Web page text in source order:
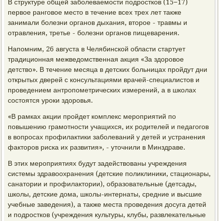
В структуре общей заболеваемости подростков (15−17)
первое ранговое место в течение всех трех лет также
занимали болезни органов дыхания, второе - травмы и
отравления, третье - болезни органов пищеварения.
Напомним, 26 августа в Челябинской области стартует
традиционная межведомственная акция «За здоровое
детство». В течение месяца в детских больницах пройдут дни
открытых дверей с консультациями врачей-специалистов и
проведением антропометрических измерений, а в школах
состоятся уроки здоровья.
«В рамках акции пройдет комплекс мероприятий по
повышению грамотности учащихся, их родителей и педагогов
в вопросах профилактики заболеваний у детей и устранения
факторов риска их развития», - уточнили в Минздраве.
В этих мероприятиях будут задействованы учреждения
системы здравоохранения (детские поликлиники, стационары,
санатории и профилактории), образовательные (детсады,
школы, детские дома, школы-интернаты, средние и высшие
учебные заведения), а также места проведения досуга детей
и подростков (учреждения культуры, клубы, развлекательные